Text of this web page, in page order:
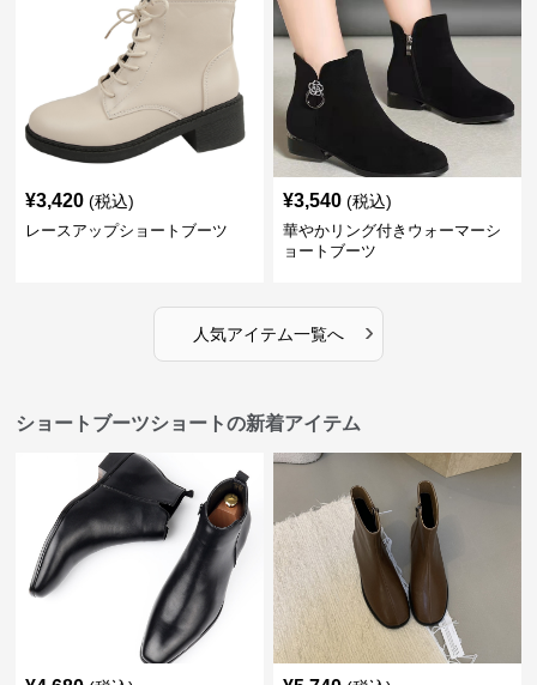
¥3,420 (税込)
レースアップショートブーツ
¥3,540 (税込)
華やかリング付きウォーマーシ
ョートブーツ
人気アイテム一覧へ ›
ショートブーツショートの新着アイテム